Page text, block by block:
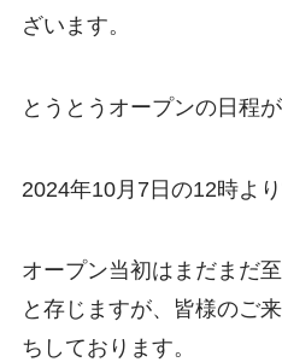
ざいます。
とうとうオープンの日程
2024年10月7日の12時よ
オープン当初はまだまだ
と存じますが、皆様のご
ちしております。